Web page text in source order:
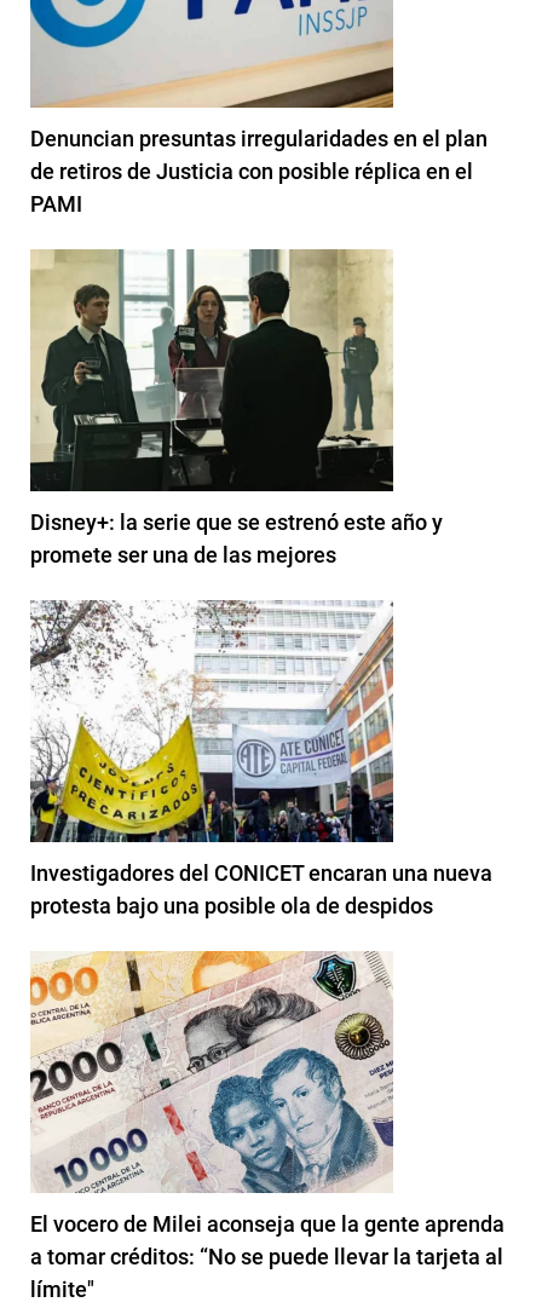
Denuncian presuntas irregularidades en el plan
de retiros de Justicia con posible réplica en el
PAMI
Disney+: la serie que se estrenó este año y
promete ser una de las mejores
Investigadores del CONICET encaran una nueva
protesta bajo una posible ola de despidos
El vocero de Milei aconseja que la gente aprenda
a tomar créditos: “No se puede llevar la tarjeta al
límite"